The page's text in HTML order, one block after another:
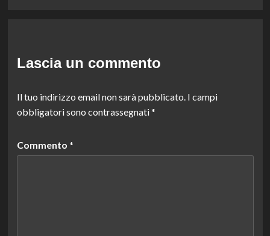
Lascia un commento
Il tuo indirizzo email non sarà pubblicato. I campi
obbligatori sono contrassegnati*
Commento *